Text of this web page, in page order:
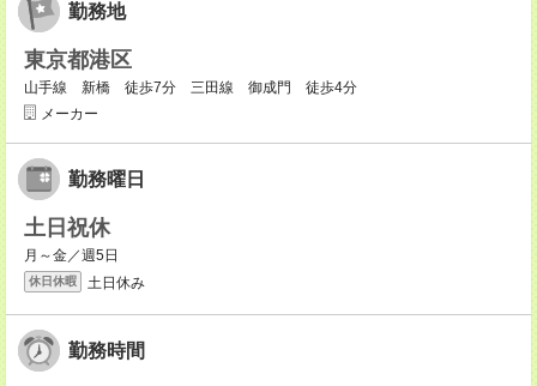
勤務地
東京都港区
山手線 新橋 徒歩7分 三田線 御成門 徒歩4分
メーカー
勤務曜日
土日祝休
月～金／週5日
休日休暇 土日休み
勤務時間